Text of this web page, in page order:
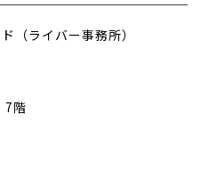
（ライバー事務所）
7階